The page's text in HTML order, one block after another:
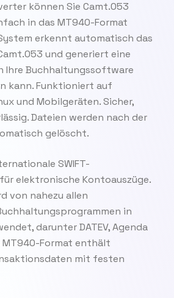
können Sie Camt.053
in das MT940-Format
erkennt automatisch das
und generiert eine
Ihre Buchhaltungssoftware
kann. Funktioniert auf
und Mobilgeräten. Sicher,
Dateien werden nach der
gelöscht.
SWIFT-
elektronische Kontoauszüge.
von nahezu allen
in
darunter DATEV, Agenda
MT940-Format enthält
mit festen